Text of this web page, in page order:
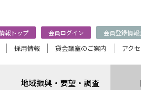
報トップ 会員ログイン 会員登録情報
採用情報 貸会議室のご案内 アク
地域振興・要望・調査